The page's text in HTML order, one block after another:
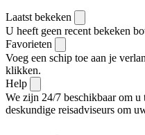
Laatst bekeken
U heeft geen recent bekeken
Favorieten
Voeg een schip toe aan je
klikken.
Help
We zijn 24/7 beschikbaar om u
deskundige reisadviseurs om